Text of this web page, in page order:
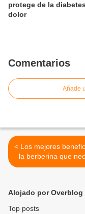
protege de la
dolor
Comentarios
Añade
< Los mejores beneficios de
la berberina que
saber
Alojado por Overblog
Top posts